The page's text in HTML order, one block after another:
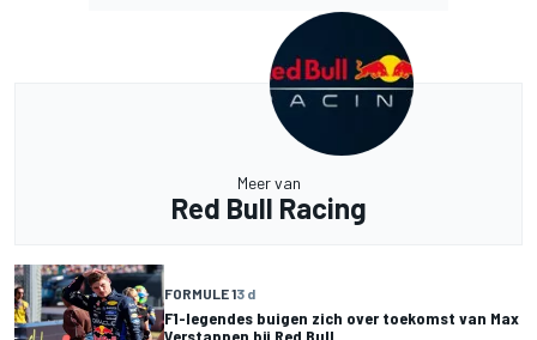
Meer van
Red Bull Racing
FORMULE 13 d
F1-legendes buigen zich over toekomst van Max
Verstappen bij Red Bull